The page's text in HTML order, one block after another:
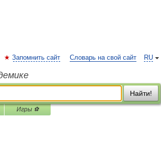
RU
Запомнить сайт Словарь на свой сайт
Найти!
Игры ⚽